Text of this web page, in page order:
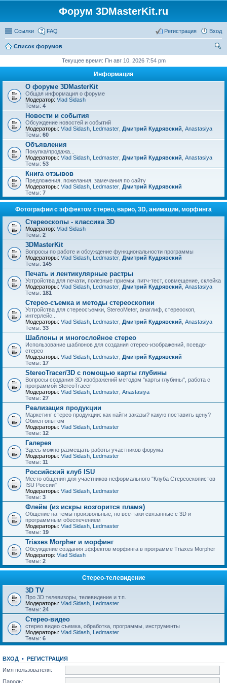
Форум 3DMasterKit.ru
Ссылки FAQ Вход
Регистрация
Список форумов
Текущее время: Пн авг 10, 2026 7:54 pm
Информация
О форуме 3DMasterKit
Общая информация о форуме
Модератор: Vlad Sidash
Темы: 4
Новости и события
Обсуждение новостей и событий
Модераторы: Vlad Sidash Ledmaster Дмитрий Кудрявский Anastasiya
Темы: 60
Объявления
Покупка/продажа...
Модераторы: Vlad Sidash Ledmaster Дмитрий Кудрявский Anastasiya
Темы: 53
Книга отзывов
Предложения, пожелания, замечания по сайту
Модераторы: Vlad Sidash Ledmaster Дмитрий Кудрявский
Темы: 7
Фотографии с эффектом стерео, варио, 3D, анимации, морфинга
Стереоскопы - классика 3D
Модератор: Vlad Sidash
Темы: 2
3DMasterKit
Вопросы по работе и обсуждение функциональности программы
Модераторы: Vlad Sidash Ledmaster Дмитрий Кудрявский
Темы: 145
Печать и лентикулярные растры
Устройства для печати, полезные приемы, питч-тест, совмещение, склейка
Модераторы: Vlad Sidash Ledmaster Дмитрий Кудрявский Anastasiya
Темы: 181
Стерео-съемка и методы стереоскопии
Устройства для стереосъемки, StereoMeter, анаглиф, стереоскоп,
интерлейс...
Модераторы: Vlad Sidash Ledmaster Дмитрий Кудрявский Anastasiya
Темы: 33
Шаблоны и многослойное стерео
Использование шаблонов для создания стерео-изображений, псевдо-
стерео
Модераторы: Vlad Sidash Ledmaster Дмитрий Кудрявский
Темы: 17
StereoTracer/3D с помощью карты глубины
Вопросы создания 3D изображений методом "карты глубины", работа с
программой StereoTracer
Модераторы: Vlad Sidash Ledmaster Anastasiya
Темы: 27
Реализация продукции
Маркетинг стерео продукции: как найти заказы? какую поставить цену?
Обмен опытом
Модераторы: Vlad Sidash Ledmaster
Темы: 12
Галерея
Здесь можно размещать работы участников форума
Модераторы: Vlad Sidash Ledmaster
Темы: 11
Российский клуб ISU
Место общения для участников неформального "Клуба Стереоскопистов
ISU России"
Модераторы: Vlad Sidash Ledmaster
Темы: 3
Флейм (из искры возгорится пламя)
Общение на темы произвольные, но все-таки связанные с 3D и
программным обеспечением
Модераторы: Vlad Sidash Ledmaster
Темы: 19
Triaxes Morpher и морфинг
Обсуждение создания эффектов морфинга в программе Triaxes Morpher
Модератор: Vlad Sidash
Темы: 2
Стерео-телевидение
3D TV
Про 3D телевизоры, телевидение и т.п.
Модераторы: Vlad Sidash Ledmaster
Темы: 24
Стерео-видео
стерео видео съемка, обработка, программы, инструменты
Модераторы: Vlad Sidash Ledmaster
Темы: 6
ВХОД • РЕГИСТРАЦИЯ
Имя пользователя:
Пароль: